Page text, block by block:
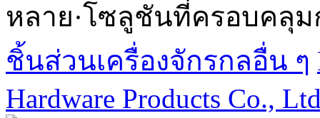
หลาย·โซลูชันที่ครอบคลุ
ชิ้นส่วนเครื่องจักรกลอื่น ๆ
Hardware Products Co.,